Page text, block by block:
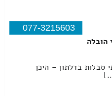
077-3215603
הובלה
סבלות בדלתון – היכן